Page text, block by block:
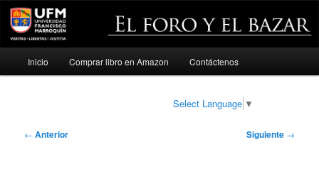
Ir
Inicio Comprar libro en Amazon Contáctenos
Select Language ▼
Navegación
← Anterior Siguiente →